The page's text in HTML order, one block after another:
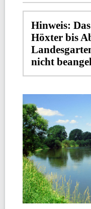
Hinweis:
Höxter bis
nicht